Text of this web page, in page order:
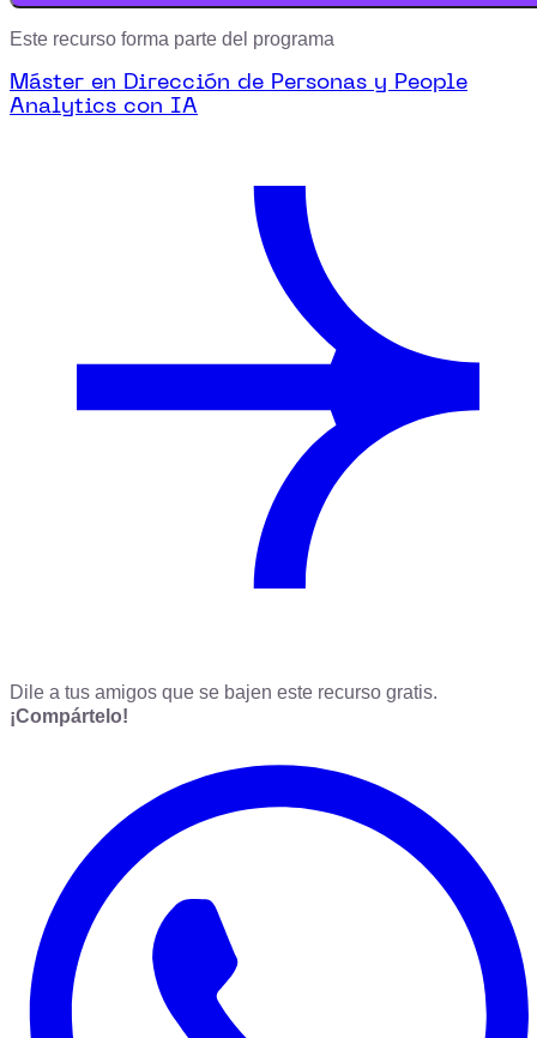
Este recurso forma parte del programa
Máster en Dirección de Personas y People
Analytics con IA
Dile a tus amigos que se bajen este recurso gratis.
¡Compártelo!